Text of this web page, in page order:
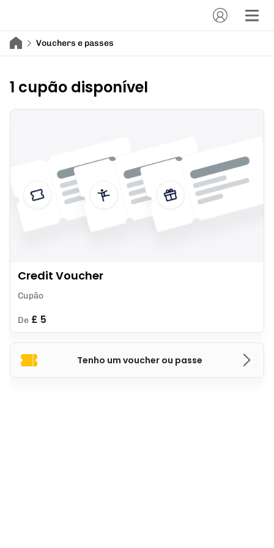
Vouchers e passes
1 cupão disponível
Tenho um voucher ou passe
Credit Voucher
Cupão
De £ 5